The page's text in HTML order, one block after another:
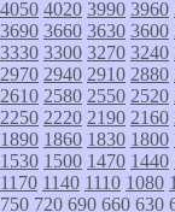
4050 4020 3990 3960
3690 3660 3630 3600
3330 3300 3270 3240
2970 2940 2910 2880
2610 2580 2550 2520
2250 2220 2190 2160
1890 1860 1830 1800
1530 1500 1470 1440
1170 1140 1110 1080
750 720 690 660 630